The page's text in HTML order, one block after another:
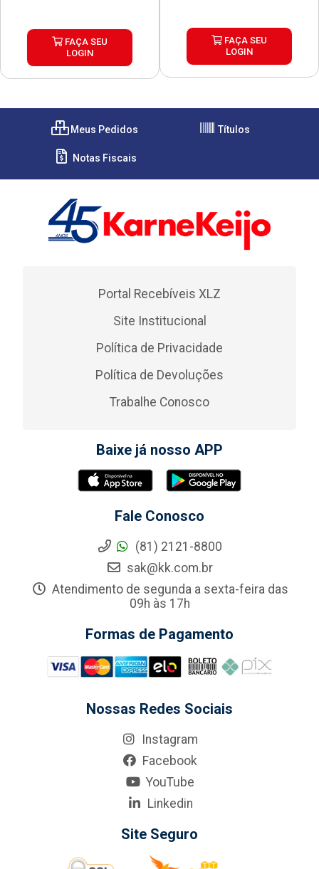
FAÇA SEU
LOGIN
FAÇA SEU
LOGIN
Meus Pedidos Títulos
Notas Fiscais
Portal Recebíveis XLZ
Site Institucional
Política de Privacidade
Política de Devoluções
Trabalhe Conosco
Baixe já nosso APP
Fale Conosco
(81) 2121-8800
sak@kk.com.br
Atendimento de segunda a sexta-feira das
09h às 17h
Formas de Pagamento
Nossas Redes Sociais
Instagram
Facebook
YouTube
Linkedin
Site Seguro